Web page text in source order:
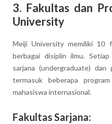
3. Fakultas dan
University
Meiji University memiliki 10
berbagai disiplin ilmu.
sarjana (undergraduate) dan
termasuk beberapa
mahasiswa internasional.
Fakultas Sarjana: